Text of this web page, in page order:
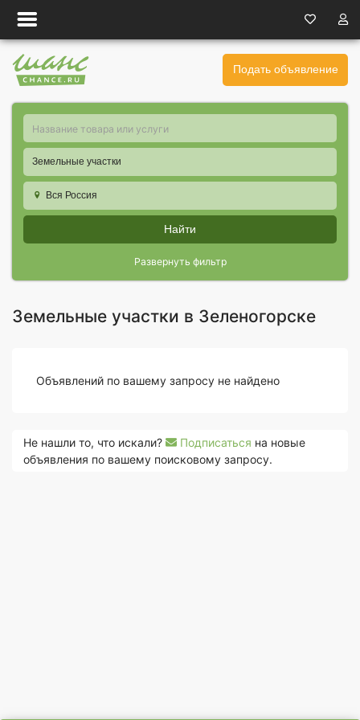
Подать объявление
Земельные участки
Вся Россия
Найти
Развернуть фильтр
Земельные участки в Зеленогорске
Объявлений по вашему запросу не найдено
Не нашли то, что искали? Подписаться на новые
объявления по вашему поисковому запросу.